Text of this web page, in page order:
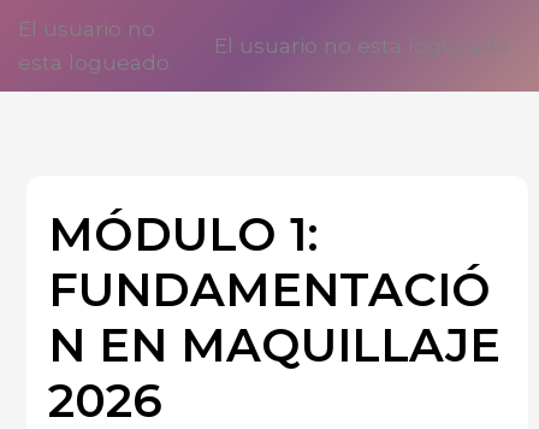
El usuario no esta logueado
El usuario no
esta logueado
MÓDULO 1:
FUNDAMENTACIÓ
N EN MAQUILLAJE
2026